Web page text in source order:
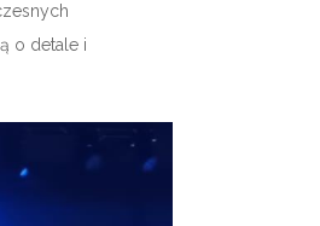
o detale i